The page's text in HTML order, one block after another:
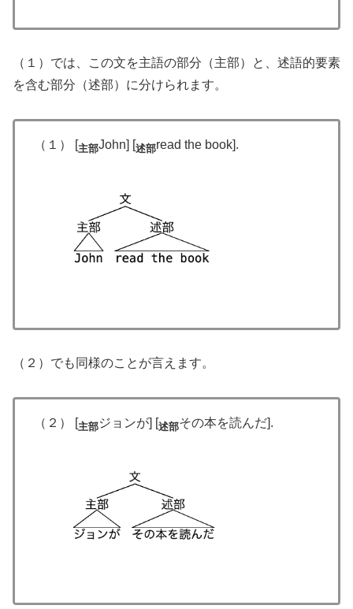
（１）では、この文を主語の部分（主部）と、述語的要素
を含む部分（述部）に分けられます。
（１） [主部John] [述部read the book].
（２）でも同様のことが言えます。
（２） [主部ジョンが] [述部その本を読んだ].